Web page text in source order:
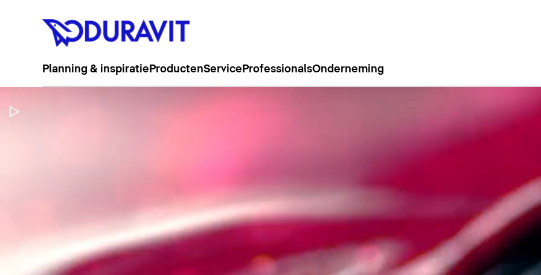
Planning & inspiratie ProductenService ProfessionalsOnderneming
Video pauzeren